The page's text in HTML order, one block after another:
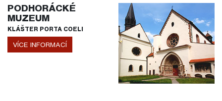
PODHORÁCKÉ
MUZEUM
KLÁŠTER PORTA COELI
VÍCE INFORMACÍ